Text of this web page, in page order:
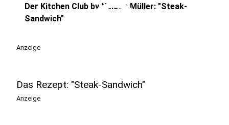
play_circle
Der Kitchen Club by Nelson Müller: "Steak-
Sandwich"
Anzeige
Das Rezept: "Steak-Sandwich"
Anzeige